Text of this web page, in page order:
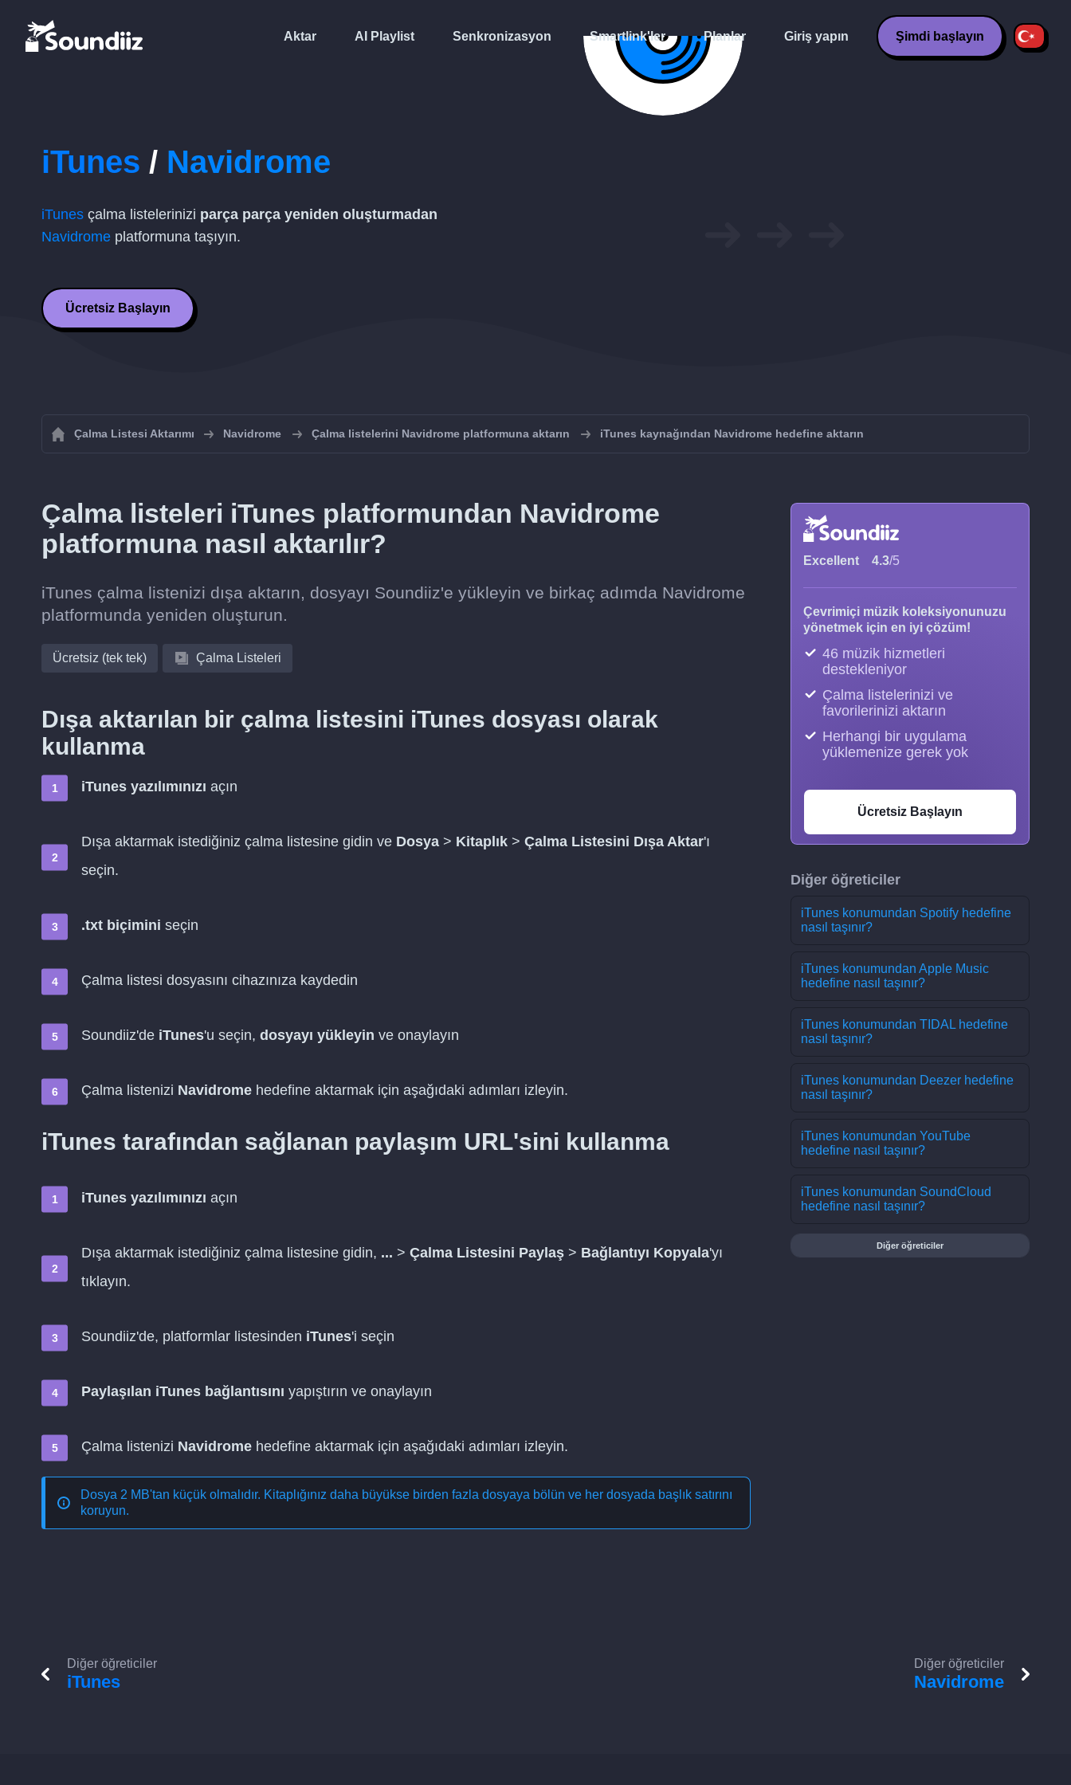
Aktar AI Playlist Senkronizasyon Smartlink'ler Planlar Giriş yapın Şimdi başlayın
iTunes / Navidrome
iTunes çalma listelerinizi parça parça yeniden oluşturmadan
Navidrome platformuna taşıyın.
Ücretsiz Başlayın
Çalma Listesi Aktarımı Navidrome Çalma listelerini Navidrome platformuna aktarın iTunes kaynağından Navidrome hedefine aktarın
Çalma listeleri iTunes platformundan Navidrome
platformuna nasıl aktarılır?
iTunes çalma listenizi dışa aktarın, dosyayı Soundiiz'e yükleyin ve birkaç adımda Navidrome
platformunda yeniden oluşturun.
Ücretsiz (tek tek) Çalma Listeleri
Dışa aktarılan bir çalma listesini iTunes dosyası olarak
kullanma
iTunes yazılımınızı açın
Dışa aktarmak istediğiniz çalma listesine gidin ve Dosya > Kitaplık > Çalma Listesini Dışa Aktar'ı
seçin.
.txt biçimini seçin
Çalma listesi dosyasını cihazınıza kaydedin
Soundiiz'de iTunes'u seçin, dosyayı yükleyin ve onaylayın
Çalma listenizi Navidrome hedefine aktarmak için aşağıdaki adımları izleyin.
iTunes tarafından sağlanan paylaşım URL'sini kullanma
iTunes yazılımınızı açın
Dışa aktarmak istediğiniz çalma listesine gidin, ... > Çalma Listesini Paylaş > Bağlantıyı Kopyala'yı
tıklayın.
Soundiiz'de, platformlar listesinden iTunes'i seçin
Paylaşılan iTunes bağlantısını yapıştırın ve onaylayın
Çalma listenizi Navidrome hedefine aktarmak için aşağıdaki adımları izleyin.
Dosya 2 MB'tan küçük olmalıdır. Kitaplığınız daha büyükse birden fazla dosyaya bölün ve her dosyada başlık satırını
koruyun.
Excellent 4.3/5
Çevrimiçi müzik koleksiyonunuzu
yönetmek için en iyi çözüm!
46 müzik hizmetleri
destekleniyor
Çalma listelerinizi ve
favorilerinizi aktarın
Herhangi bir uygulama
yüklemenize gerek yok
Ücretsiz Başlayın
Diğer öğreticiler
iTunes konumundan Spotify hedefine
nasıl taşınır?
iTunes konumundan Apple Music
hedefine nasıl taşınır?
iTunes konumundan TIDAL hedefine
nasıl taşınır?
iTunes konumundan Deezer hedefine
nasıl taşınır?
iTunes konumundan YouTube
hedefine nasıl taşınır?
iTunes konumundan SoundCloud
hedefine nasıl taşınır?
Diğer öğreticiler
Diğer öğreticiler
iTunes
Diğer öğreticiler
Navidrome